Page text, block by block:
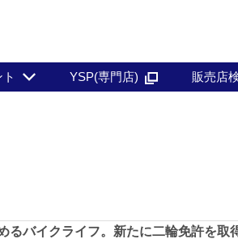
YSP(専門店) 販売店
るバイクライフ。新たに二輪免許を取